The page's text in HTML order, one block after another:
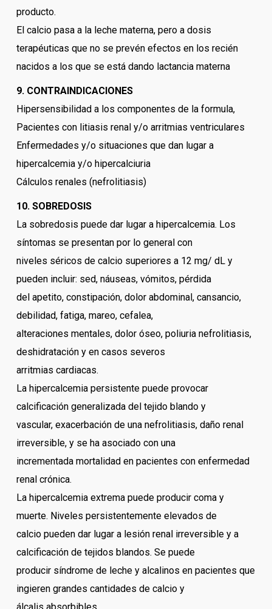
producto.
El calcio pasa a la leche materna, pero a dosis
terapéuticas que no se prevén efectos en los recién
nacidos a los que se está dando lactancia materna
9. CONTRAINDICACIONES
Hipersensibilidad a los componentes de la formula,
Pacientes con litiasis renal y/o arritmias ventriculares
Enfermedades y/o situaciones que dan lugar a
hipercalcemia y/o hipercalciuria
Cálculos renales (nefrolitiasis)
10. SOBREDOSIS
La sobredosis puede dar lugar a hipercalcemia. Los
síntomas se presentan por lo general con
niveles séricos de calcio superiores a 12 mg/ dL y
pueden incluir: sed, náuseas, vómitos, pérdida
del apetito, constipación, dolor abdominal, cansancio,
debilidad, fatiga, mareo, cefalea,
alteraciones mentales, dolor óseo, poliuria nefrolitiasis,
deshidratación y en casos severos
arritmias cardiacas.
La hipercalcemia persistente puede provocar
calcificación generalizada del tejido blando y
vascular, exacerbación de una nefrolitiasis, daño renal
irreversible, y se ha asociado con una
incrementada mortalidad en pacientes con enfermedad
renal crónica.
La hipercalcemia extrema puede producir coma y
muerte. Niveles persistentemente elevados de
calcio pueden dar lugar a lesión renal irreversible y a
calcificación de tejidos blandos. Se puede
producir síndrome de leche y alcalinos en pacientes que
ingieren grandes cantidades de calcio y
álcalis absorbibles.